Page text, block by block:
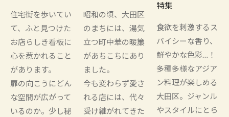
住宅街を歩いてい
て、ふと見つけた
お店らしき看板に
心を惹かれること
があります。
扉の向こうにどん
な空間が広がって
いるのか。少し秘
昭和の頃、大田区
のまちには、湯気
立つ町中華の暖簾
があちこちにあり
ました。
今も変わらず愛さ
れる店には、代々
受け継がれてきた
特集
食欲を刺激するス
パイシーな香り、
鮮やかな色彩…！
多種多様なアジア
ン料理が楽しめる
大田区。ジャンル
やスタイルにとら